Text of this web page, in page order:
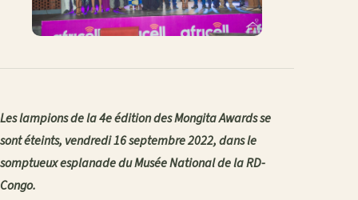
Les lampions de la 4e édition des Mongita Awards se
sont éteints, vendredi 16 septembre 2022, dans le
somptueux esplanade du Musée National de la RD-
Congo.